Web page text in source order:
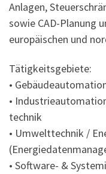
Anlagen,
sowie CAD-Planung
europäischen und
Tätigkeitsgebiete:
•
•
technik
• Umwelttechnik /
• Software- &